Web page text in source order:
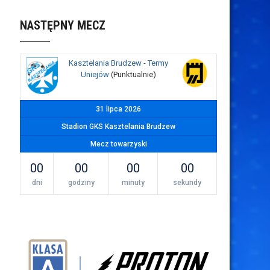
NASTĘPNY MECZ
Kasztelania Brudzew - Termy
Uniejów (Punktualnie)
31 lipca 2026
Stadion GKS Kasztelania Brudzew
Mecz towarzyski
00
dni
00
godziny
00
minuty
00
sekundy